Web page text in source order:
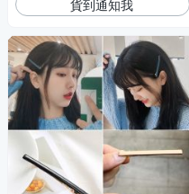
貨到通知我